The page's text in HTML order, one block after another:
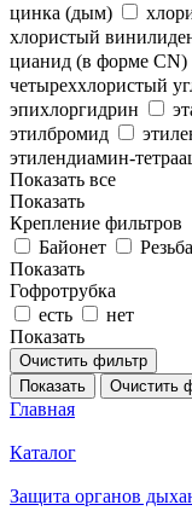
цинка (дым)
хлористый
цианид (в форме CN)
четыреххлористый
эпихлоргидрин
этилбромид
этилендиамин-
Показать все
Показать
Крепление фильтров
Байонет
Резьба
Показать
Гофротрубка
есть
нет
Показать
Очистить фильтр
Показать
Очистить
Главная
Каталог
Защита органов